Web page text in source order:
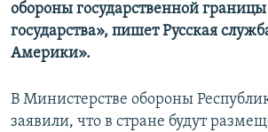
обороны государственной
государства», пишет Русская
Америки».
В Министерстве обороны
заявили, что в стране будут